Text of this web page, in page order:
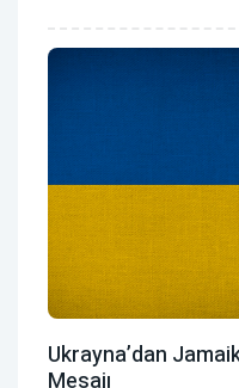
Ukrayna’dan
Mesajı